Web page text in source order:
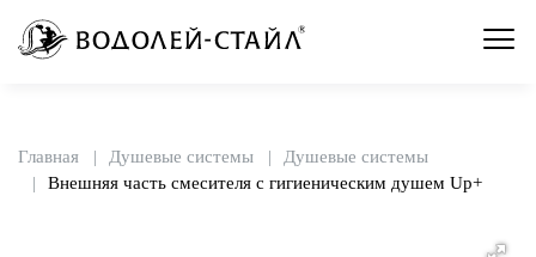
Главная Душевые системы
Душевые системы
Внешняя часть смесителя с гигиеническим душем Up+